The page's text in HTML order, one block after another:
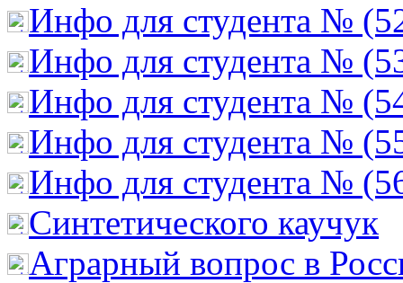
Инфо для студента №
Инфо для студента №
Инфо для студента №
Инфо для студента №
Инфо для студента №
Cинтетического каучук
Аграрный вопрос в